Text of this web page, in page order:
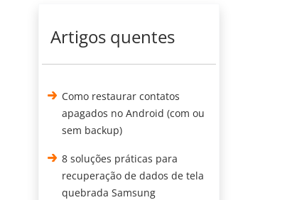
Artigos quentes
Como restaurar contatos
apagados no Android (com ou
sem backup)
8 soluções práticas para
recuperação de dados de tela
quebrada Samsung